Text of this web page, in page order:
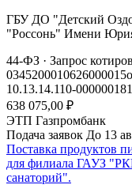
ГБУ ДО "Детский
"Россонь" Имени
44-ФЗ · Запрос
0345200010626000015
10.13.14.110-00000018
638 075,00 ₽
ЭТП Газпромбанк
Подача заявок До 13
Поставка продуктов
для филиала ГАУЗ
санаторий".